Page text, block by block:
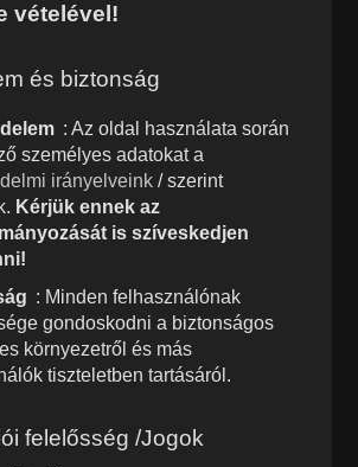
vételével!
és biztonság
: Az oldal használata során
személyes adatokat a
irányelveink/ szerint
Kérjük ennek az
is szíveskedjen
: Minden felhasználónak
gondoskodni a biztonságos
környezetről és más
tiszteletben tartásáról.
felelősség /Jogok